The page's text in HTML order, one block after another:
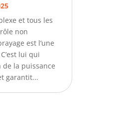
et tous les
non
est l’une
lui qui
la puissance
garantit...